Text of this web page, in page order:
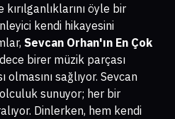
öyle bir
kendi hikayesini
Sevcan Orhan'ın En Çok
birer müzik parçası
sağlıyor. Sevcan
sunuyor; her bir
Dinlerken, hem kendi